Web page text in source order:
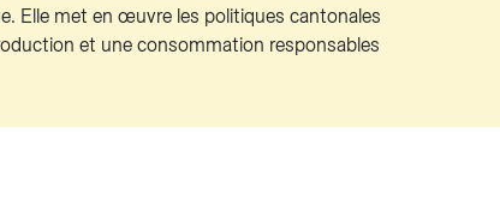
Elle met en œuvre les politiques cantonales
et une consommation responsables